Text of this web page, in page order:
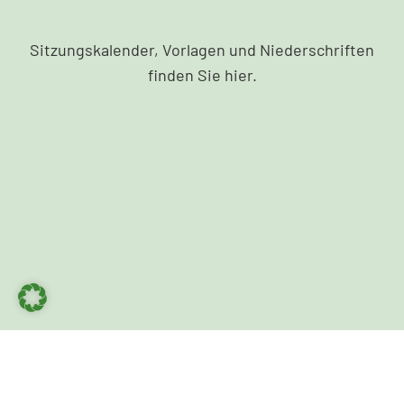
Sitzungskalender, Vorlagen und Niederschriften
finden Sie hier.